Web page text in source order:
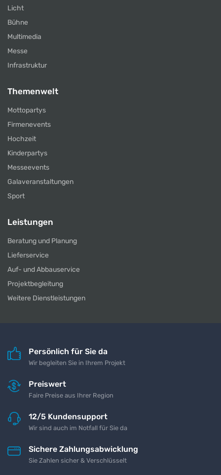
Licht
Bühne
Multimedia
Messe
Infrastruktur
Themenwelt
Mottopartys
Firmenevents
Hochzeit
Kinderpartys
Messeevents
Galaveranstaltungen
Sport
Leistungen
Beratung und Planung
Lieferservice
Auf- und Abbauservice
Projektbegleitung
Weitere Dienstleistungen
Persönlich für Sie da
Wir begleiten Sie in Ihrem Projekt
Preiswert
Faire Preise aus Ihrer Region
12/5 Kundensupport
Wir sind auch im Notfall für Sie da
Sichere Zahlungsabwicklung
Sie Zahlen sicher & Verschlüsselt